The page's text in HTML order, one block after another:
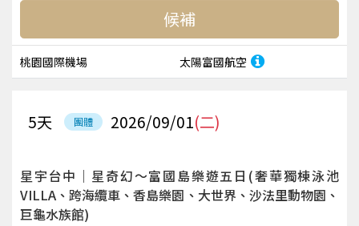
桃園國際機場 太陽富國航空
候補
團體 2026/09/01(二)
5天
星宇台中｜星奇幻～富國島樂遊五日(奢華獨棟泳池
VILLA、跨海纜車、香島樂園、大世界、沙法里動物園、
巨龜水族館)